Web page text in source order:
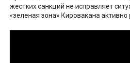
жестких санкций не исправляет
«зеленая зона» Кировакана активно